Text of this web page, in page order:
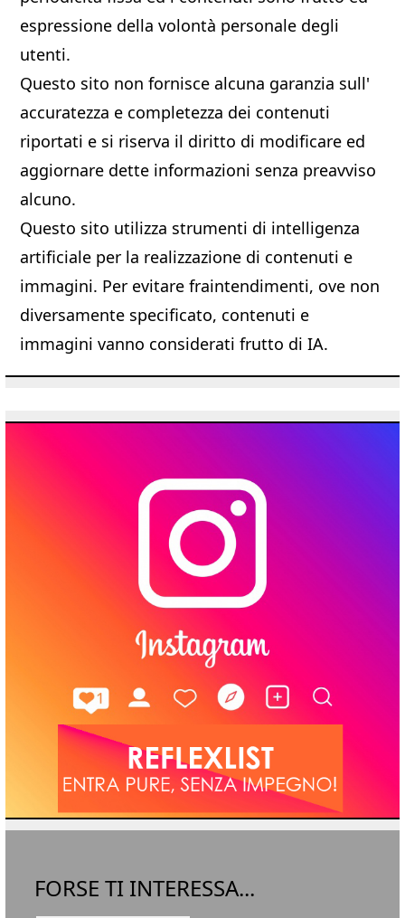
espressione della volontà personale degli
utenti.
Questo sito non fornisce alcuna garanzia sull'
accuratezza e completezza dei contenuti
riportati e si riserva il diritto di modificare ed
aggiornare dette informazioni senza preavviso
alcuno.
Questo sito utilizza strumenti di intelligenza
artificiale per la realizzazione di contenuti e
immagini. Per evitare fraintendimenti, ove non
diversamente specificato, contenuti e
immagini vanno considerati frutto di IA.
FORSE TI INTERESSA...